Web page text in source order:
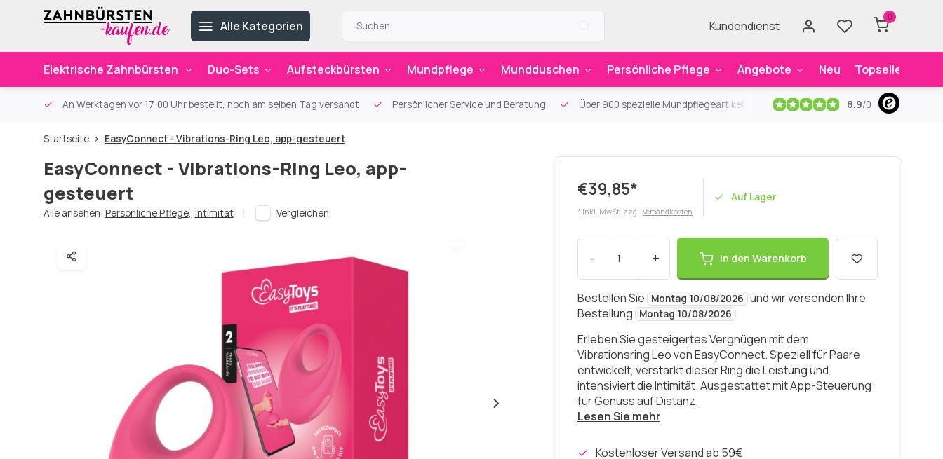
Alle Kategorien Kundendienst
0
Elektrische Zahnbürsten Duo-Sets Aufsteckbürsten Mundpflege Mundduschen Persönliche Pflege Angebote Neu Topseller
An Werktagen vor 17:00 Uhr bestellt, noch am selben Tag versandt Persönlicher Service und Beratung Über 900 spezielle Mundpflegeartikel Kostenloser Versandab 59€
8,9/0
Startseite EasyConnect - Vibrations-Ring Leo, app-gesteuert
EasyConnect - Vibrations-Ring Leo, app-
gesteuert
Alle ansehen: Persönliche Pflege, Intimität Vergleichen
€39,85*
* Inkl. MwSt. zzgl. Versandkosten
Auf Lager
- + In den Warenkorb
Bestellen Sie Montag 10/08/2026 und wir versenden Ihre
Bestellung
Montag 10/08/2026
Erleben Sie gesteigertes Vergnügen mit dem
Vibrationsring Leo von EasyConnect. Speziell für Paare
entwickelt, verstärkt dieser Ring die Leistung und
intensiviert die Intimität. Ausgestattet mit App-Steuerung
für Genuss auf Distanz.
Lesen Sie mehr
Kostenloser Versand ab 59€